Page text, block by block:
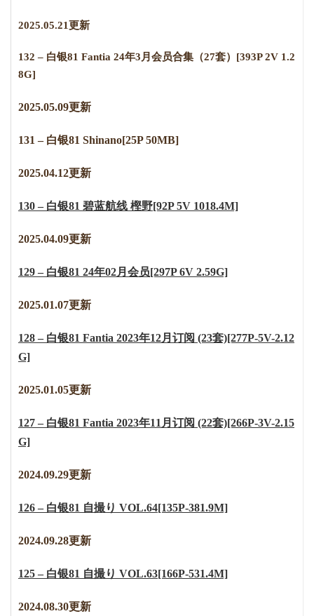
2025.05.21更新
132 – 白银81 Fantia 24年3月会员合集（27套）[393P 2V 1.2
8G]
2025.05.09更新
131 – 白银81 Shinano[25P 50MB]
2025.04.12更新
130 – 白银81 碧蓝航线 樫野[92P 5V 1018.4M]
2025.04.09更新
129 – 白银81 24年02月会员[297P 6V 2.59G]
2025.01.07更新
128 – 白银81 Fantia 2023年12月订阅 (23套)[277P-5V-2.12
G]
2025.01.05更新
127 – 白银81 Fantia 2023年11月订阅 (22套)[266P-3V-2.15
G]
2024.09.29更新
126 – 白银81 自撮り VOL.64[135P-381.9M]
2024.09.28更新
125 – 白银81 自撮り VOL.63[166P-531.4M]
2024.08.30更新